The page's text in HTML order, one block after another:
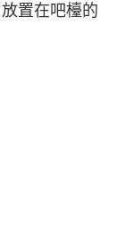
置在吧檯的